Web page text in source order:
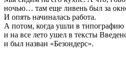
ночью… там еще ливень был за
И опять начиналась работа.
А потом, когда ушли в типографию
и на все лето ушел в тексты
и был назван «Безондерс».